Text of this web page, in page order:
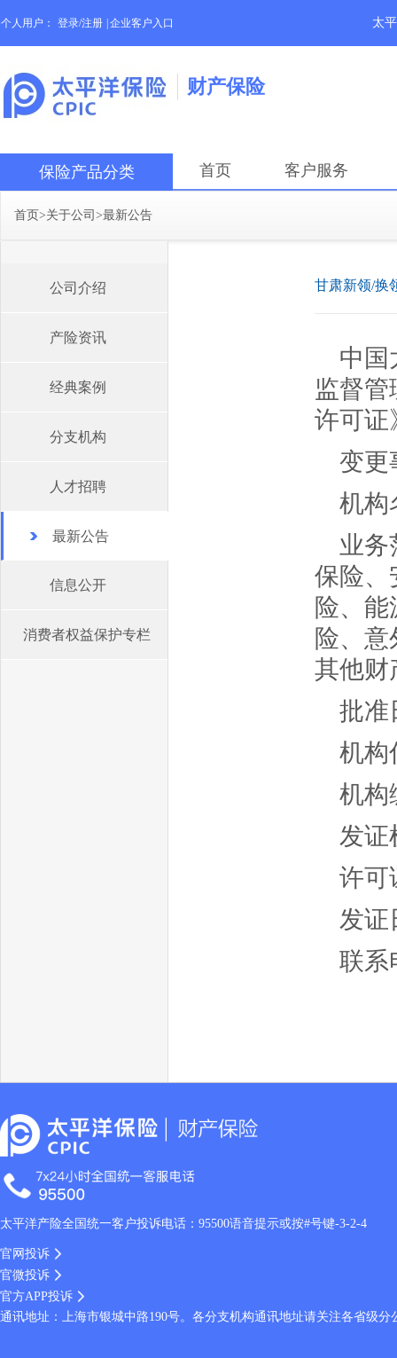
个人用户： 登录/注册 企业客户入口 太
财产保险
保险产品分类 首页 客户服务
首页>关于公司 >最新公告
公司介绍
产险资讯
经典案例
分支机构
人才招聘
最新公告
信息公开
消费者权益保护专栏
甘肃新领/换
中国
监督
许可证
变更
机构
业务
保险、
险、
险、
其他财
批准
机构
机构
发证
许可
发证
联系
太平洋产险全国统一客户投诉电话：95500语音提示或按#号键-3-2-4
官网投诉
官微投诉
官方APP投诉
通讯地址：上海市银城中路190号。各分支机构通讯地址请关注各省级